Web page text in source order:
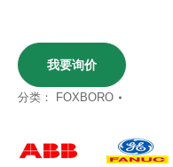
我要询价
分类： FOXBORO